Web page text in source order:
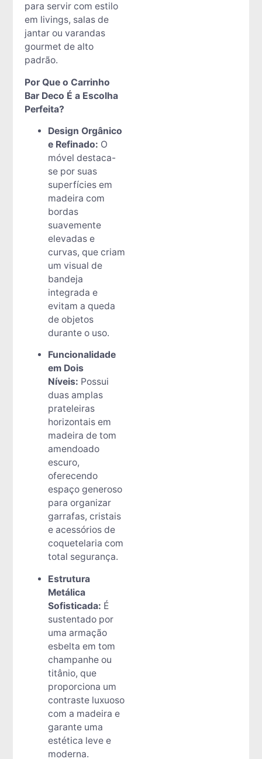
para servir com estilo
em livings, salas de
jantar ou varandas
gourmet de alto
padrão.
Por Que o Carrinho
Bar Deco É a Escolha
Perfeita?
Design Orgânico
e Refinado: O
móvel destaca-
se por suas
superfícies em
madeira com
bordas
suavemente
elevadas e
curvas, que criam
um visual de
bandeja
integrada e
evitam a queda
de objetos
durante o uso.
Funcionalidade
em Dois
Níveis: Possui
duas amplas
prateleiras
horizontais em
madeira de tom
amendoado
escuro,
oferecendo
espaço generoso
para organizar
garrafas, cristais
e acessórios de
coquetelaria com
total segurança.
Estrutura
Metálica
Sofisticada: É
sustentado por
uma armação
esbelta em tom
champanhe ou
titânio, que
proporciona um
contraste luxuoso
com a madeira e
garante uma
estética leve e
moderna.